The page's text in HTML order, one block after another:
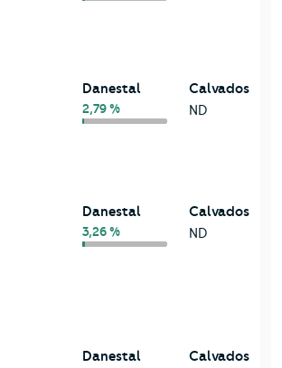
Danestal
2,79 %
Calvados
ND
Danestal
3,26 %
Calvados
ND
Danestal
Calvados